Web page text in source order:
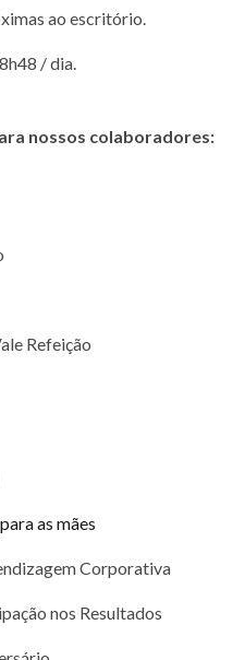
ao escritório.
/ dia.
nossos colaboradores:
Refeição
as mães
Corporativa
nos Resultados